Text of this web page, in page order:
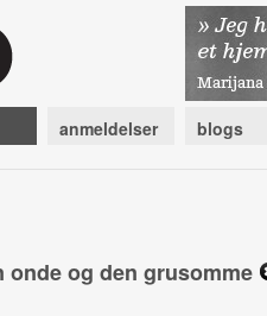
anmeldelser blogs
onde og den grusomme